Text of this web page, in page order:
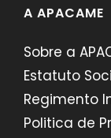
A APACAME
Sobre a
Estatuto
Regimento
Politica de